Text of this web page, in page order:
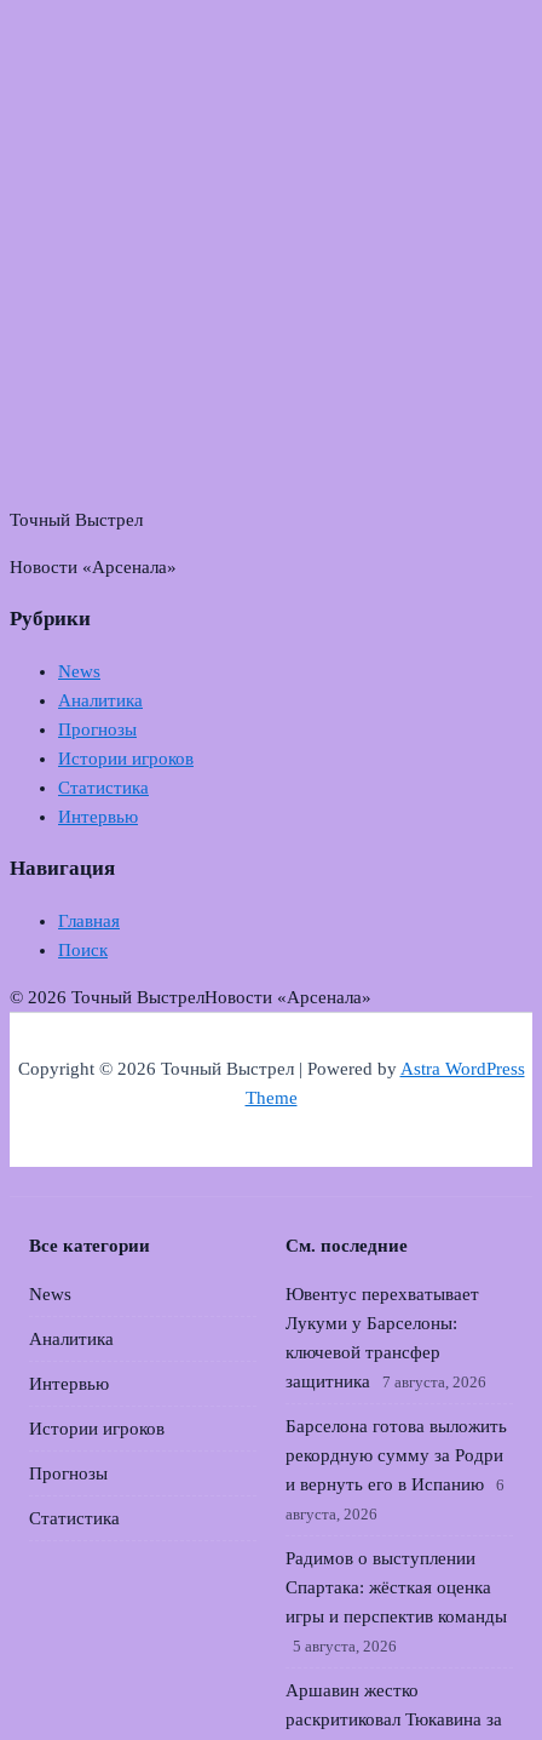
Точный Выстрел
Новости «Арсенала»
Рубрики
News
Аналитика
Прогнозы
Истории игроков
Статистика
Интервью
Навигация
Главная
Поиск
© 2026 Точный ВыстрелНовости «Арсенала»
Copyright © 2026 Точный Выстрел | Powered byAstra WordPress
Theme
Все категории
News
Аналитика
Интервью
Истории игроков
Прогнозы
Статистика
См. последние
Ювентус перехватывает
Лукуми у Барселоны:
ключевой трансфер
защитника
7 августа, 2026
Барселона готова выложить
рекордную сумму за Родри
и вернуть его в Испанию
6
августа, 2026
Радимов о выступлении
Спартака: жёсткая оценка
игры и перспектив команды
5 августа, 2026
Аршавин жестко
раскритиковал Тюкавина за